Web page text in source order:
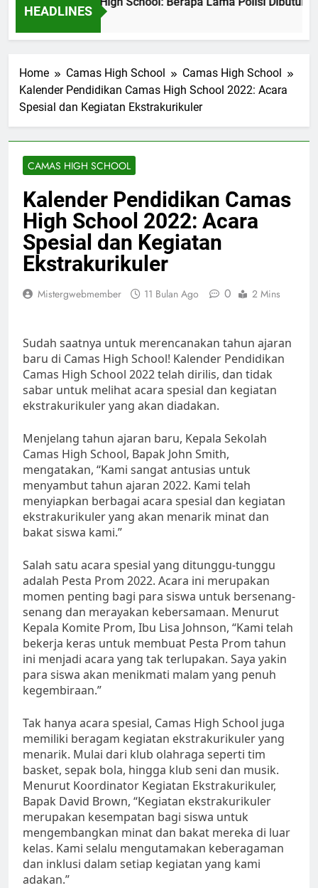
HEADLINES
Home Camas High School
Camas High School
Kalender Pendidikan Camas High School 2022: Acara
Spesial dan Kegiatan Ekstrakurikuler
CAMAS HIGH SCHOOL
Kalender Pendidikan Camas
High School 2022: Acara
Spesial dan Kegiatan
Ekstrakurikuler
Mistergwebmember 11 Bulan Ago 0 2 Mins
Sudah saatnya untuk merencanakan tahun ajaran
baru di Camas High School! Kalender Pendidikan
Camas High School 2022 telah dirilis, dan tidak
sabar untuk melihat acara spesial dan kegiatan
ekstrakurikuler yang akan diadakan.
Menjelang tahun ajaran baru, Kepala Sekolah
Camas High School, Bapak John Smith,
mengatakan, “Kami sangat antusias untuk
menyambut tahun ajaran 2022. Kami telah
menyiapkan berbagai acara spesial dan kegiatan
ekstrakurikuler yang akan menarik minat dan
bakat siswa kami.”
Salah satu acara spesial yang ditunggu-tunggu
adalah Pesta Prom 2022. Acara ini merupakan
momen penting bagi para siswa untuk bersenang-
senang dan merayakan kebersamaan. Menurut
Kepala Komite Prom, Ibu Lisa Johnson, “Kami telah
bekerja keras untuk membuat Pesta Prom tahun
ini menjadi acara yang tak terlupakan. Saya yakin
para siswa akan menikmati malam yang penuh
kegembiraan.”
Tak hanya acara spesial, Camas High School juga
memiliki beragam kegiatan ekstrakurikuler yang
menarik. Mulai dari klub olahraga seperti tim
basket, sepak bola, hingga klub seni dan musik.
Menurut Koordinator Kegiatan Ekstrakurikuler,
Bapak David Brown, “Kegiatan ekstrakurikuler
merupakan kesempatan bagi siswa untuk
mengembangkan minat dan bakat mereka di luar
kelas. Kami selalu mengutamakan keberagaman
dan inklusi dalam setiap kegiatan yang kami
adakan.”